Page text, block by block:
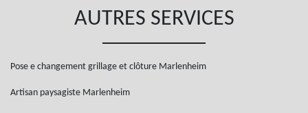
AUTRES SERVICES
Pose e changement grillage et clôture Marlenheim
Artisan paysagiste Marlenheim